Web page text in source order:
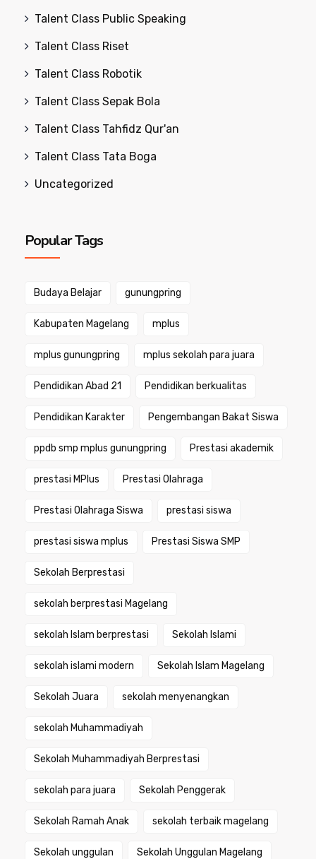
Talent Class Public Speaking
Talent Class Riset
Talent Class Robotik
Talent Class Sepak Bola
Talent Class Tahfidz Qur'an
Talent Class Tata Boga
Uncategorized
Popular Tags
Budaya Belajar gunungpring
Kabupaten Magelang mplus
mplus gunungpring mplus sekolah para juara
Pendidikan Abad 21 Pendidikan berkualitas
Pendidikan Karakter Pengembangan Bakat Siswa
ppdb smp mplus gunungpring Prestasi akademik
prestasi MPlus Prestasi Olahraga
Prestasi Olahraga Siswa prestasi siswa
prestasi siswa mplus Prestasi Siswa SMP
Sekolah Berprestasi
sekolah berprestasi Magelang
sekolah Islam berprestasi Sekolah Islami
sekolah islami modern Sekolah Islam Magelang
Sekolah Juara sekolah menyenangkan
sekolah Muhammadiyah
Sekolah Muhammadiyah Berprestasi
sekolah para juara Sekolah Penggerak
Sekolah Ramah Anak sekolah terbaik magelang
Sekolah unggulan Sekolah Unggulan Magelang